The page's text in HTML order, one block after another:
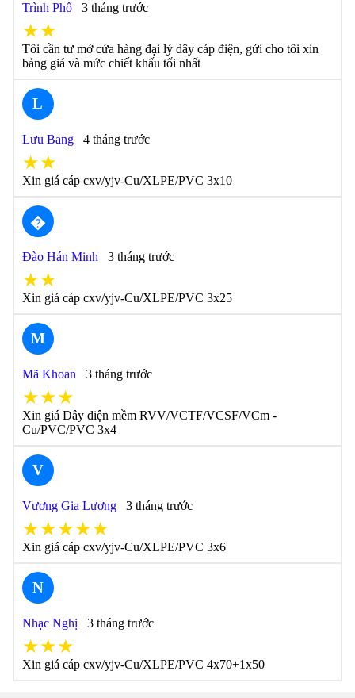
Trình Phổ 3 tháng trước
★★
Tôi cần tư mở cửa hàng đại lý dây cáp điện, gửi cho tôi xin
bảng giá và mức chiết khấu tối nhất
L
Lưu Bang 4 tháng trước
★★
Xin giá cáp cxv/yjv-Cu/XLPE/PVC 3x10
�
Đào Hán Minh 3 tháng trước
★★
Xin giá cáp cxv/yjv-Cu/XLPE/PVC 3x25
M
Mã Khoan 3 tháng trước
★★★
Xin giá Dây điện mềm RVV/VCTF/VCSF/VCm -
Cu/PVC/PVC 3x4
V
Vương Gia Lương 3 tháng trước
★★★★★
Xin giá cáp cxv/yjv-Cu/XLPE/PVC 3x6
N
Nhạc Nghị 3 tháng trước
★★★
Xin giá cáp cxv/yjv-Cu/XLPE/PVC 4x70+1x50